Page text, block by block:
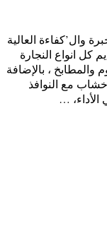
وال’كفاءة العالية
كل انواع النجارة
، بالإضافة
مع النوافذ
الأداء، …